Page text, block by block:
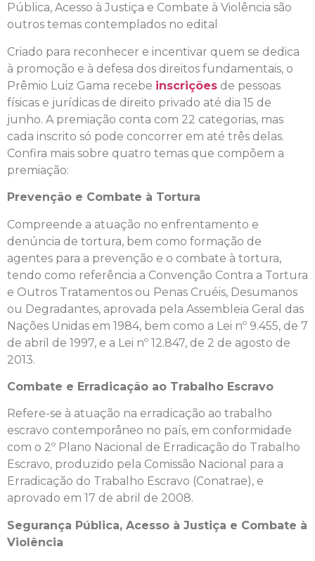
Pública, Acesso à Justiça e Combate à Violência são
outros temas contemplados no edital
Criado para reconhecer e incentivar quem se dedica
à promoção e à defesa dos direitos fundamentais, o
Prêmio Luiz Gama recebe inscrições de pessoas
físicas e jurídicas de direito privado até dia 15 de
junho. A premiação conta com 22 categorias, mas
cada inscrito só pode concorrer em até três delas.
Confira mais sobre quatro temas que compõem a
premiação:
Prevenção e Combate à Tortura
Compreende a atuação no enfrentamento e
denúncia de tortura, bem como formação de
agentes para a prevenção e o combate à tortura,
tendo como referência a Convenção Contra a Tortura
e Outros Tratamentos ou Penas Cruéis, Desumanos
ou Degradantes, aprovada pela Assembleia Geral das
Nações Unidas em 1984, bem como a Lei nº 9.455, de 7
de abril de 1997, e a Lei nº 12.847, de 2 de agosto de
2013.
Combate e Erradicação ao Trabalho Escravo
Refere-se à atuação na erradicação ao trabalho
escravo contemporâneo no país, em conformidade
com o 2º Plano Nacional de Erradicação do Trabalho
Escravo, produzido pela Comissão Nacional para a
Erradicação do Trabalho Escravo (Conatrae), e
aprovado em 17 de abril de 2008.
Segurança Pública, Acesso à Justiça e Combate à
Violência